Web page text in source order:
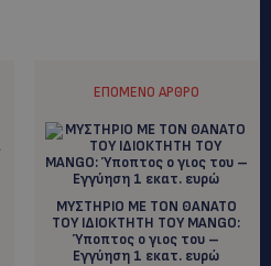
ΕΠΌΜΕΝΟ ΆΡΘΡΟ
ΜΥΣΤΗΡΙΟ ΜΕ ΤΟΝ ΘΑΝΑΤΟ
ΤΟΥ ΙΔΙΟΚΤΗΤΗ ΤΟΥ MANGO:
Ύποπτος ο γιος του –
Εγγύηση 1 εκατ. ευρώ